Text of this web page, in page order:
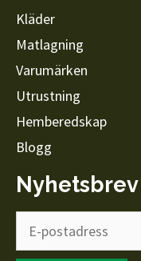
Kläder
Matlagning
Varumärken
Utrustning
Hemberedskap
Blogg
Nyhetsbrev